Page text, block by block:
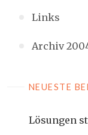
Links
Archiv
NEUESTE
Lösungen